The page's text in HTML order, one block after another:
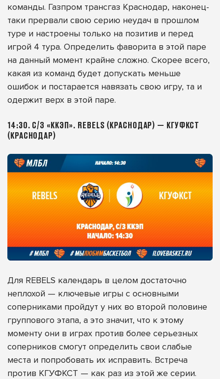
команды. Газпром трансгаз Краснодар, наконец-
таки прервали свою серию неудач в прошлом
туре и настроены только на позитив и перед
игрой 4 тура. Определить фаворита в этой паре
на данный момент крайне сложно. Скорее всего,
какая из команд будет допускать меньше
ошибок и постарается навязать свою игру, та и
одержит верх в этой паре.
14:30. С/З «ККЭП». REBELS (КРАСНОДАР) — КГУФКСТ
(КРАСНОДАР)
Для REBELS календарь в целом достаточно
неплохой — ключевые игры с основными
соперниками пройдут у них во второй половине
группового этапа, а это значит, что к этому
моменту они в играх против более серьезных
соперников смогут определить свои слабые
места и попробовать их исправить. Встреча
против КГУФКСТ — как раз из этой же серии.